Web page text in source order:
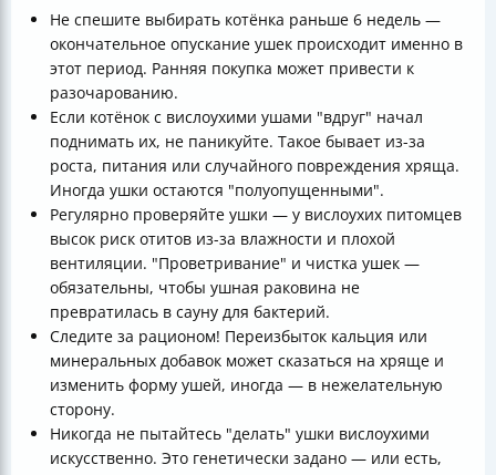
Не спешите выбирать котёнка раньше 6 недель —
окончательное опускание ушек происходит именно в
этот период. Ранняя покупка может привести к
разочарованию.
Если котёнок с вислоухими ушами "вдруг" начал
поднимать их, не паникуйте. Такое бывает из-за
роста, питания или случайного повреждения хряща.
Иногда ушки остаются "полуопущенными".
Регулярно проверяйте ушки — у вислоухих питомцев
высок риск отитов из-за влажности и плохой
вентиляции. "Проветривание" и чистка ушек —
обязательны, чтобы ушная раковина не
превратилась в сауну для бактерий.
Следите за рационом! Переизбыток кальция или
минеральных добавок может сказаться на хряще и
изменить форму ушей, иногда — в нежелательную
сторону.
Никогда не пытайтесь "делать" ушки вислоухими
искусственно. Это генетически задано — или есть,